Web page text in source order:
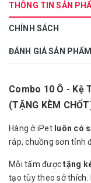
THÔNG TIN SẢN
CHÍNH SÁCH
ĐÁNH GIÁ SẢN PHẨM
Combo 10 Ô - Kệ
(TẶNG KÈM
Hàng ở iPet luôn có
ráp, chuồng sơn tỉnh
Mỗi tấm đượctặng
tạo tùy theo sở thích.